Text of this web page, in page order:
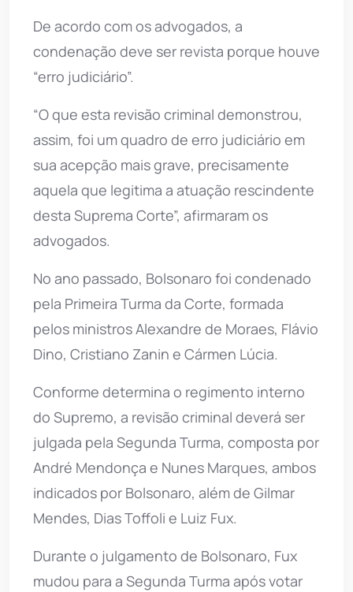
De acordo com os advogados, a
condenação deve ser revista porque houve
“erro judiciário”.
“O que esta revisão criminal demonstrou,
assim, foi um quadro de erro judiciário em
sua acepção mais grave, precisamente
aquela que legitima a atuação rescindente
desta Suprema Corte”, afirmaram os
advogados.
No ano passado, Bolsonaro foi condenado
pela Primeira Turma da Corte, formada
pelos ministros Alexandre de Moraes, Flávio
Dino, Cristiano Zanin e Cármen Lúcia.
Conforme determina o regimento interno
do Supremo, a revisão criminal deverá ser
julgada pela Segunda Turma, composta por
André Mendonça e Nunes Marques, ambos
indicados por Bolsonaro, além de Gilmar
Mendes, Dias Toffoli e Luiz Fux.
Durante o julgamento de Bolsonaro, Fux
mudou para a Segunda Turma após votar